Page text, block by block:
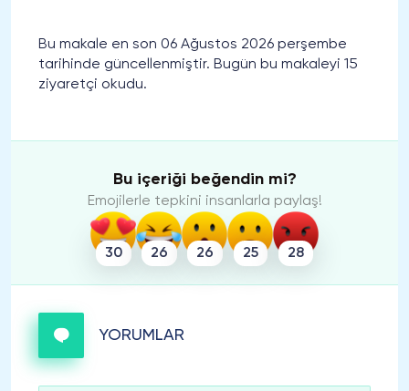
Bu makale en son 06 Ağustos 2026 perşembe
tarihinde güncellenmiştir. Bugün bu makaleyi 15
ziyaretçi okudu.
Bu içeriği beğendin mi?
Emojilerle tepkini insanlarla paylaş!
30 26 26 25 28
YORUMLAR